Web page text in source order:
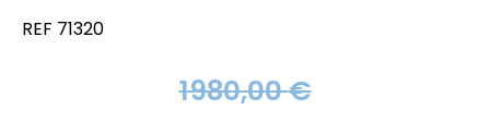
REF 71320
1980,00€